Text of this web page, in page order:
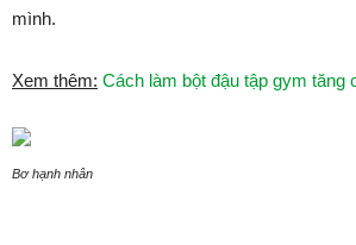
mình.
Xem thêm: Cách làm bột đậu tập gym tăng
Bơ hạnh nhân